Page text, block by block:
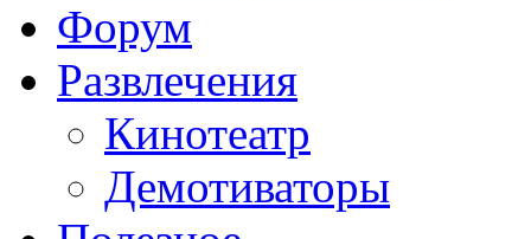
Форум
Развлечения
Кинотеатр
Демотиваторы